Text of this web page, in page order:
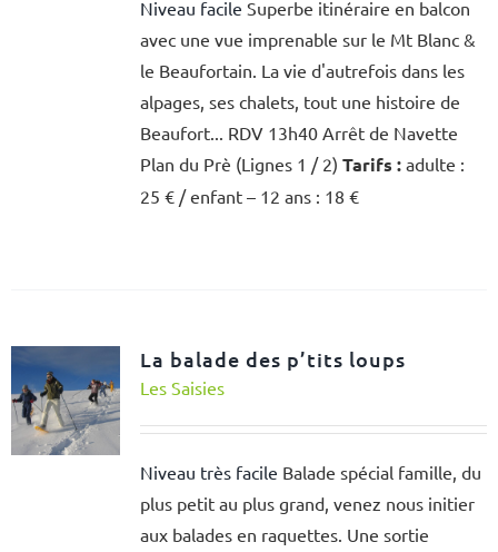
Niveau facile Superbe itinéraire en balcon
avec une vue imprenable sur le Mt Blanc &
le Beaufortain. La vie d'autrefois dans les
alpages, ses chalets, tout une histoire de
Beaufort... RDV 13h40 Arrêt de Navette
Plan du Prè (Lignes 1 / 2) Tarifs :adulte :
25 € / enfant – 12 ans : 18 €
La balade des p’tits loups
Les Saisies
Niveau très facile Balade spécial famille, du
plus petit au plus grand, venez nous initier
aux balades en raquettes. Une sortie